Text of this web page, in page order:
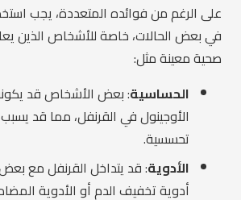
على الرغم من فوائده المتعددة، يجب
في بعض الحالات، خاصة للأشخاص الذين
صحية معينة مثل:
الحساسية: بعض الأشخاص قد
الأوجينول في القرنفل، مما قد
تحسسية.
الأدوية: قد يتداخل القرنفل مع
أدوية تخفيف الدم أو الأدوية